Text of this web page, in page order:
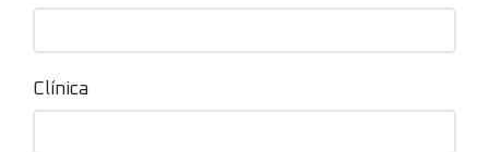
Clínica